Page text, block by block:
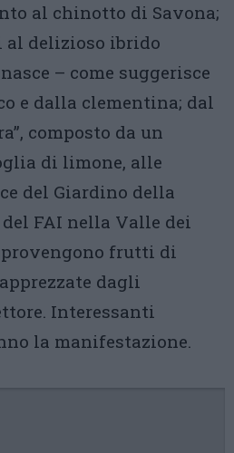
al chinotto di Savona;
al delizioso ibrido
– come suggerisce
e dalla clementina; dal
composto da un
di limone, alle
del Giardino della
FAI nella Valle dei
provengono frutti di
dagli
Interessanti
la manifestazione.